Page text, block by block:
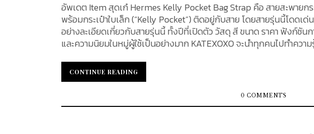
อัพเดต Item สุดเก๋ Hermes Kelly Pocket Bag Strap คือ สายสะพาย
พร้อมกระเป๋าใบเล็ก (“Kelly Pocket”) ติดอยู่กับสาย โดยสายรุ่นนี้โดดเด่
อย่างละเอียดเกี่ยวกับสายรุ่นนี้ ทั้งปีที่เปิดตัว วัสดุ สี ขนาด ราคา ฟังก์ชัน
และความนิยมในหมู่ผู้ใช้เป็นอย่างมาก KATEXOXO จะนำทุกคนไปทำควา
2020 ซึ่งเป็นช่วงที่ Hermès เริ่มวางจำหน่ายสายรุ่นนี้อย่างเป็นทางการ​ โดยสินค้าที่ผลิตในปี 2020 จะมีตราประทับปี
เป็นตัวอักษร “Y” (ตามระบบการระบุปีของ Hermès) ซึ่งบ่งชี้ว่าสายรุ่นนี้
นับแต่นั้นมา Kelly Pocket Strap ก็ได้กลายเป็นหนึ่งในแอคเซสซอรีที่ได้รั
วัสดุและการออกแบบ สายรุ่นนี้ผลิตจากหนังลูกวัวแท้สองชนิดคือ Swift
CONTINUE READING
CONTINUE READING
0 COMMENTS